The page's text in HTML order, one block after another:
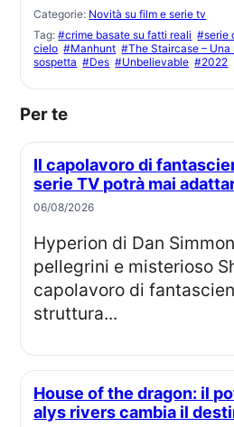
Categorie: Novità su film e serie tv
Tag:#crime basate su fatti reali #serie
cielo #Manhunt #The Staircase – Una
sospetta #Des #Unbelievable #2022
Per te
Il capolavoro di fantascienza che nessuna
serie TV potrà mai
06/08/2026
Hyperion di Dan Simmons: trama,
pellegrini e misterioso
capolavoro di
struttura...
House of the dragon: il potere oscuro di
alys rivers cambia il